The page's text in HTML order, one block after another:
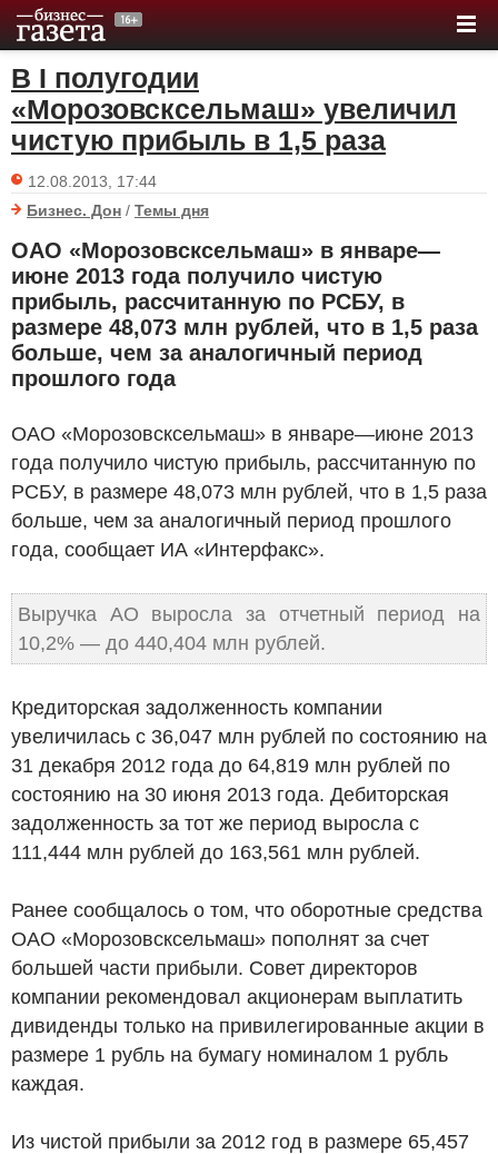
В I полугодии
«Морозовсксельмаш» увеличил
чистую прибыль в 1,5 раза
12.08.2013, 17:44
Бизнес. Дон / Темы дня
ОАО «Морозовсксельмаш» в январе—
июне 2013 года получило чистую
прибыль, рассчитанную по РСБУ, в
размере 48,073 млн рублей, что в 1,5 раза
больше, чем за аналогичный период
прошлого года
ОАО «Морозовсксельмаш» в январе—июне 2013
года получило чистую прибыль, рассчитанную по
РСБУ, в размере 48,073 млн рублей, что в 1,5 раза
больше, чем за аналогичный период прошлого
года, сообщает ИА «Интерфакс».
Выручка АО выросла за отчетный период на
10,2% — до 440,404 млн рублей.
Кредиторская задолженность компании
увеличилась с 36,047 млн рублей по состоянию на
31 декабря 2012 года до 64,819 млн рублей по
состоянию на 30 июня 2013 года. Дебиторская
задолженность за тот же период выросла с
111,444 млн рублей до 163,561 млн рублей.
Ранее сообщалось о том, что оборотные средства
ОАО «Морозовсксельмаш» пополнят за счет
большей части прибыли. Совет директоров
компании рекомендовал акционерам выплатить
дивиденды только на привилегированные акции в
размере 1 рубль на бумагу номиналом 1 рубль
каждая.
Из чистой прибыли за 2012 год в размере 65,457